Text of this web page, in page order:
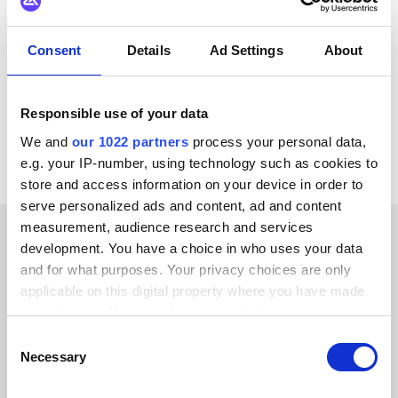
Consent Details Ad Settings About
Responsible use of your data
We and our 1022 partners process your personal data,
e.g. your IP-number, using technology such as cookies to
store and access information on your device in order to
serve personalized ads and content, ad and content
measurement, audience research and services
development. You have a choice in who uses your data
and for what purposes. Your privacy choices are only
applicable on this digital property where you have made
your choices. You can change or withdraw your consent
the Privacy trigger icon.
Selection
Necessary
Alle Unit4 ERP Integrationen ansehen
ERFOLGSGESCHICHTEN UNSERER KUNDEN
Erfahren Sie, was uns bei